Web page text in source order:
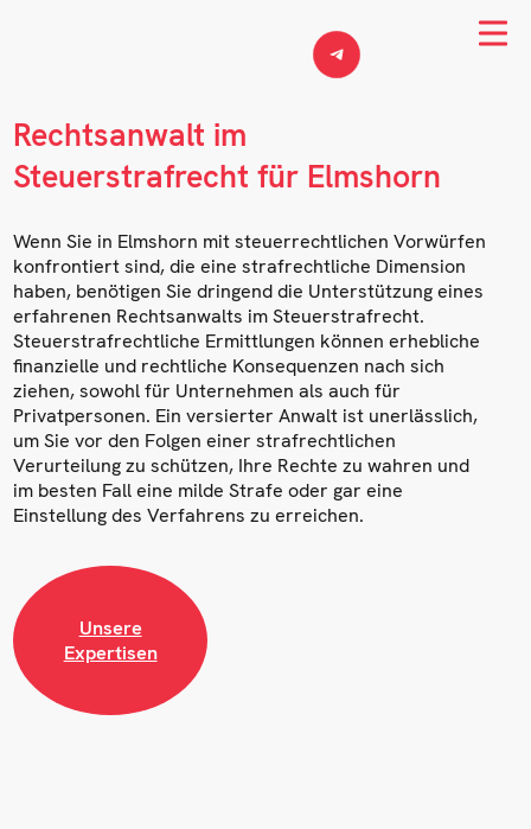
Rechtsanwalt im
Steuerstrafrecht für Elmshorn
Wenn Sie in Elmshorn mit steuerrechtlichen Vorwürfen
konfrontiert sind, die eine strafrechtliche Dimension
haben, benötigen Sie dringend die Unterstützung eines
erfahrenen Rechtsanwalts im Steuerstrafrecht.
Steuerstrafrechtliche Ermittlungen können erhebliche
finanzielle und rechtliche Konsequenzen nach sich
ziehen, sowohl für Unternehmen als auch für
Privatpersonen. Ein versierter Anwalt ist unerlässlich,
um Sie vor den Folgen einer strafrechtlichen
Verurteilung zu schützen, Ihre Rechte zu wahren und
im besten Fall eine milde Strafe oder gar eine
Einstellung des Verfahrens zu erreichen.
Unsere
Expertisen